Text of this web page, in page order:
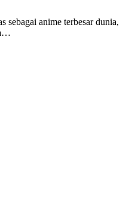
anime terbesar dunia,